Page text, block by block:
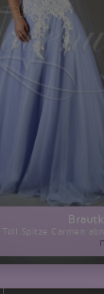
Spitze Carmen